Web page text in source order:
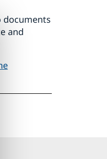
documents
and